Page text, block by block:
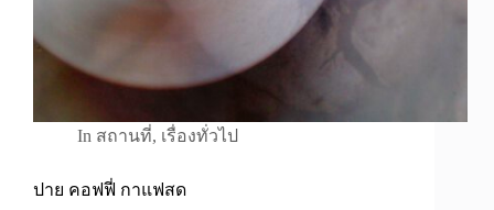
In สถานที่, เรื่องทั่วไป
ปาย คอฟฟี่ กาแฟสด